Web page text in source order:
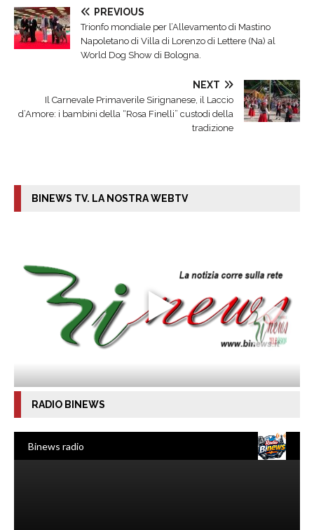
PREVIOUS
Trionfo mondiale per l’Allevamento di Mastino
Napoletano di Villa di Lorenzo di Lettere (Na) al
World Dog Show di Bologna.
NEXT
​Il Carnevale Primaverile Sirignanese, il Laccio
d’Amore: i bambini della “Rosa Finelli” custodi della
tradizione
BINEWS TV. LA NOSTRA WEBTV
RADIO BINEWS